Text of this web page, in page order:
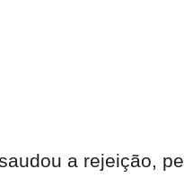
a rejeição,